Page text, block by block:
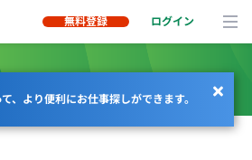
無料登録 ログイン
、より便利にお仕事探しができます。